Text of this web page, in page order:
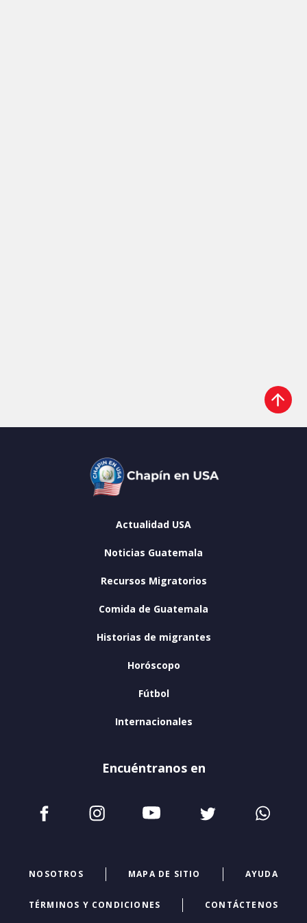
Actualidad USA
Noticias Guatemala
Recursos Migratorios
Comida de Guatemala
Historias de migrantes
Horóscopo
Fútbol
Internacionales
Encuéntranos en
NOSOTROS MAPA DE SITIO AYUDA
TÉRMINOS Y CONDICIONES CONTÁCTENOS